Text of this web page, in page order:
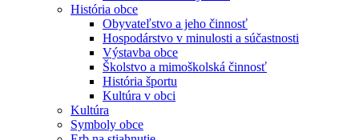
História obce
Obyvateľstvo a jeho činnosť
Hospodárstvo v minulosti a súčastnosti
Výstavba obce
Školstvo a mimoškolská činnosť
História športu
Kultúra v obci
Kultúra
Symboly obce